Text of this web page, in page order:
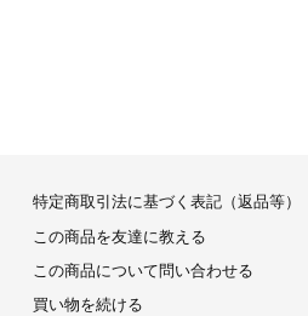
特定商取引法に基づく表記（返品等）
この商品を友達に教える
この商品について問い合わせる
買い物を続ける